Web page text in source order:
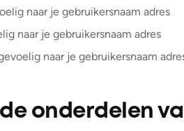
naar je gebruikersnaam adres
naar je gebruikersnaam adres
naar je gebruikersnaam
onderdelen